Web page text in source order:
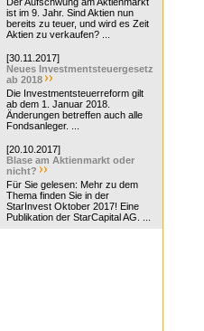
ist im 9. Jahr. Sind Aktien nun
bereits zu teuer, und wird es Zeit
Aktien zu verkaufen? ...
[30.11.2017]
Neues Investmentsteuergesetz
ab 2018
Die Investmentsteuerreform gilt
ab dem 1. Januar 2018.
Änderungen betreffen auch alle
Fondsanleger. ...
[20.10.2017]
Blase am Aktienmarkt oder
nicht?
Für Sie gelesen: Mehr zu dem
Thema finden Sie in der
StarInvest Oktober 2017! Eine
Publikation der StarCapital AG. ...